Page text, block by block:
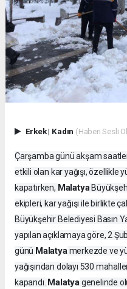
Erkek| Kadın (Haberi Sesli
Çarşamba günü akşam
etkili olan kar yağışı, özellikle
kapatırken, Malatya
ekipleri, kar yağışı ile birlikte
Büyükşehir Belediyesi Basın
yapılan açıklamaya göre, 2
günü Malatyamerkezde ve
yağışından dolayı 530
kapandı. Malatyagenelinde